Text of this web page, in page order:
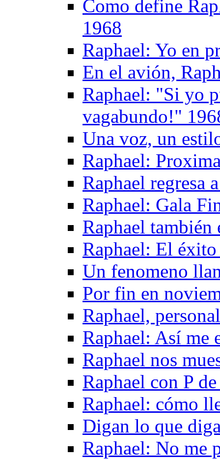
Como define
1968
Raphael: Yo en
En el avión,
Raphael: "Si yo
vagabundo!"
Una voz, un
Raphael:
Raphael regresa
Raphael: Gala
Raphael también
Raphael: El
Un fenomeno
Por fin en
Raphael,
Raphael: Así me
Raphael nos
Raphael con P
Raphael: cómo
Digan lo que
Raphael: No me